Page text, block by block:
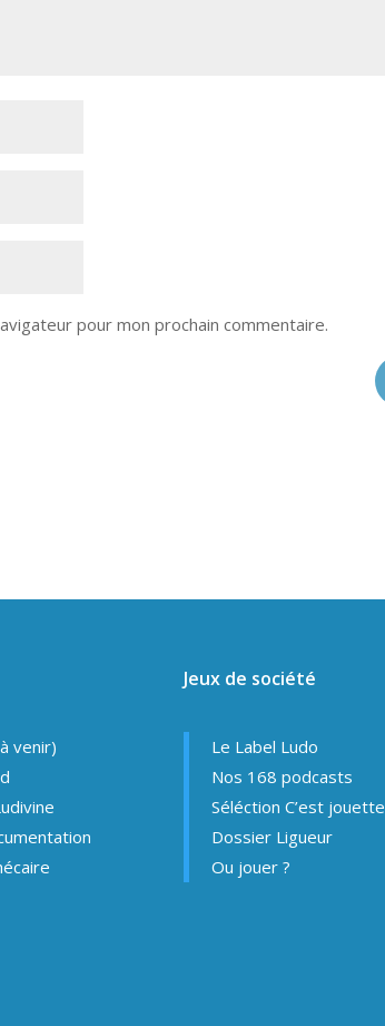
pour mon prochain commentaire.
venir)
Jeux de société
Le Label Ludo
Nos 168 podcasts
Séléction C’est jouette
Dossier Ligueur
Ou jouer ?